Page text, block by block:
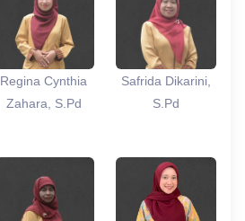
Regina Cynthia
Zahara, S.Pd
Safrida Dikarini,
S.Pd